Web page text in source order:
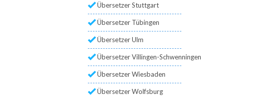
Übersetzer Stuttgart
Übersetzer Tübingen
Übersetzer Ulm
Übersetzer Villingen-Schwenningen
Übersetzer Wiesbaden
Übersetzer Wolfsburg